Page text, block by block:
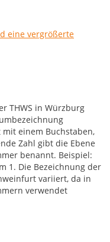
THWS in Würzburg
einem Buchstaben,
Zahl gibt die Ebene
benannt. Beispiel:
1. Die Bezeichnung der
variiert, da in
verwendet